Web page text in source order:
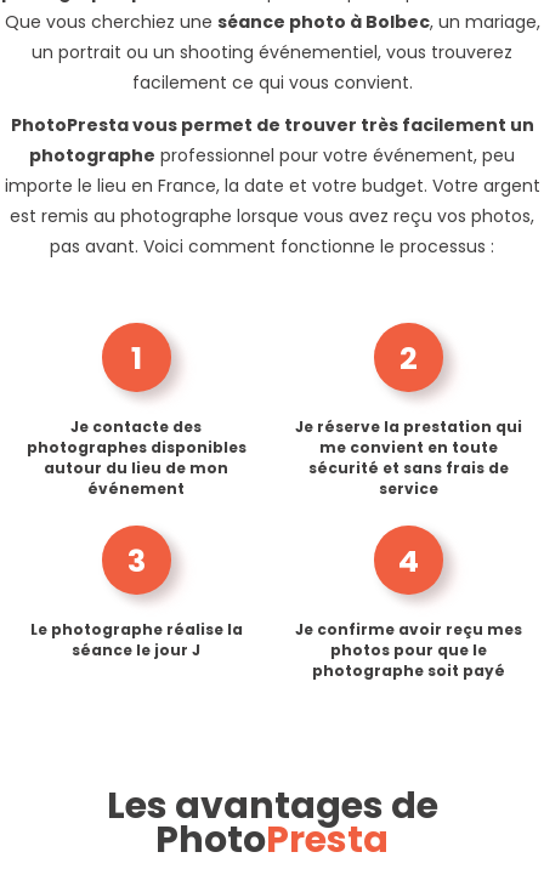
Que vous cherchiez une séance photo à Bolbec, un mariage,
un portrait ou un shooting événementiel, vous trouverez
facilement ce qui vous convient.
PhotoPresta vous permet de trouver très facilement un
photographe professionnel pour votre événement, peu
importe le lieu en France, la date et votre budget. Votre argent
est remis au photographe lorsque vous avez reçu vos photos,
pas avant. Voici comment fonctionne le processus :
1
Je contacte des
photographes disponibles
autour du lieu de mon
événement
2
Je réserve la prestation qui
me convient en toute
sécurité et sans frais de
service
3
Le photographe réalise la
séance le jour J
4
Je confirme avoir reçu mes
photos pour que le
photographe soit payé
Les avantages de
PhotoPresta